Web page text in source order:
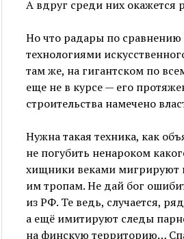
А вдруг среди них окажется
Но что радары по
технологиями
там же, на гигантском по
еще не в курсе — его
строительства намечено
Нужна такая техника, как
не погубить ненароком
хищники веками мигрируют
им тропам. Не дай бог
из РФ. Те ведь, случается,
а ещё имитируют следы
на финскую территорию…